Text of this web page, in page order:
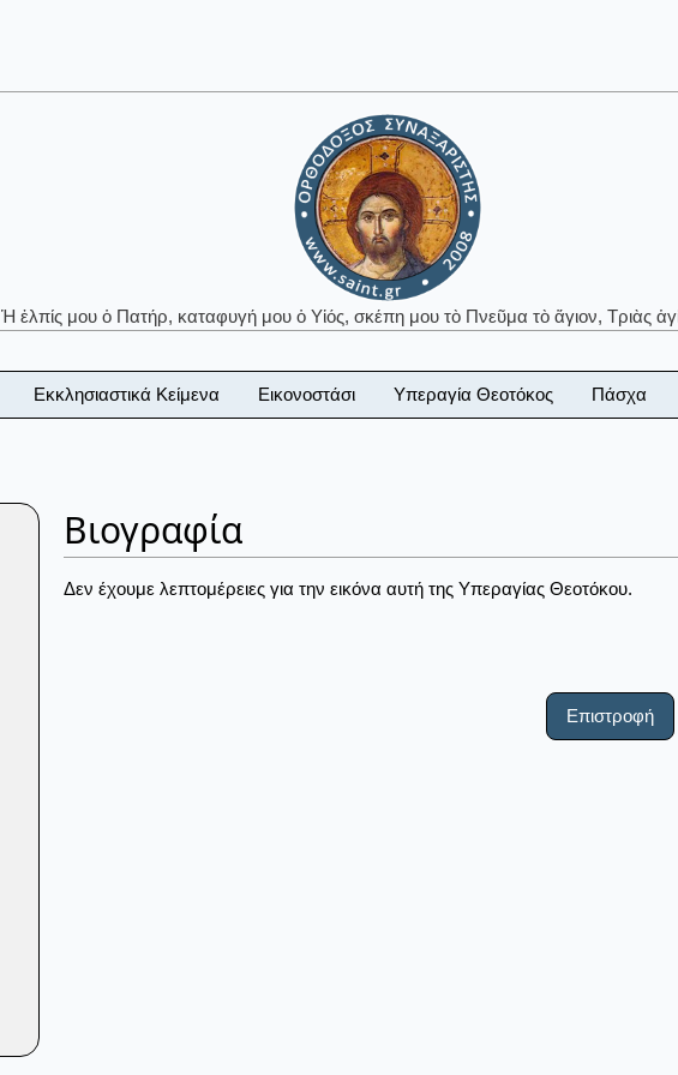
Ἡ ἐλπίς μου ὁ Πατήρ, καταφυγή μου ὁ Υἱός, σκέπη μου τὸ Πνεῦμα τὸ ἅγιον, Τριὰς
Εκκλησιαστικά Κείμενα Εικονοστάσι Υπεραγία Θεοτόκος Πάσχα
Βιογραφία
Δεν έχουμε λεπτομέρειες για την εικόνα αυτή της Υπεραγίας Θεοτόκου.
Επιστροφή